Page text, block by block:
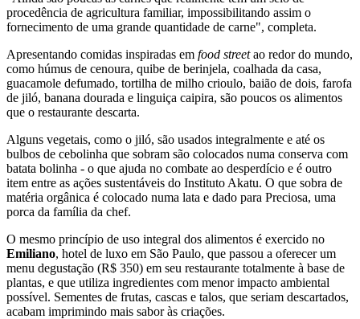
procedência de agricultura familiar, impossibilitando assim o
fornecimento de uma grande quantidade de carne", completa.
Apresentando comidas inspiradas em food streetao redor do mundo,
como húmus de cenoura, quibe de berinjela, coalhada da casa,
guacamole defumado, tortilha de milho crioulo, baião de dois, farofa
de jiló, banana dourada e linguiça caipira, são poucos os alimentos
que o restaurante descarta.
Alguns vegetais, como o jiló, são usados integralmente e até os
bulbos de cebolinha que sobram são colocados numa conserva com
batata bolinha - o que ajuda no combate ao desperdício e é outro
item entre as ações sustentáveis do Instituto Akatu. O que sobra de
matéria orgânica é colocado numa lata e dado para Preciosa, uma
porca da família da chef.
O mesmo princípio de uso integral dos alimentos é exercido no
Emiliano, hotel de luxo em São Paulo, que passou a oferecer um
menu degustação (R$ 350) em seu restaurante totalmente à base de
plantas, e que utiliza ingredientes com menor impacto ambiental
possível. Sementes de frutas, cascas e talos, que seriam descartados,
acabam imprimindo mais sabor às criações.